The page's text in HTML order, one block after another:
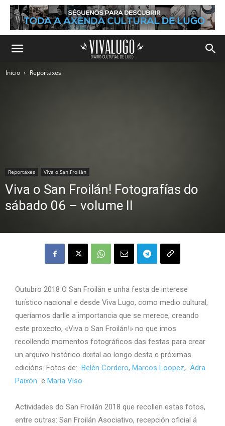
Inicio Reportaxes
Reportaxes Viva o San Froilán
Viva o San Froilán! Fotografías do
sábado 06 – volume II
Outubro 2018 O San Froilán e unha festa de interese
turístico nacional e desde Viva Lugo, como medio cultural,
queríamos darlle a importancia que se merece, creando
este proxecto, «Viva o San Froilán!» no que imos
recollendo momentos fotográficos das festas para crear
un arquivo histórico dixital ao longo desta e próximas
edicións. Fotos de: Belén Cordero, Marcos Loopez, Adra
Paixón e María Viso
Actividades do San Froilán 2018 que recollen estas fotos,
entre outras: San Froilán Asociativo, recepción oficial á